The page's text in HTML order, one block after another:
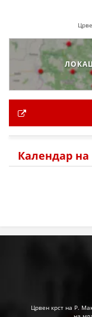
Календар
Црвен крст на Р.